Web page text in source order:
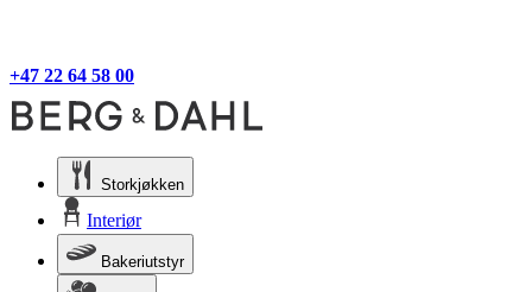
+47 22 64 58 00
Storkjøkken
Interiør
Bakeriutstyr